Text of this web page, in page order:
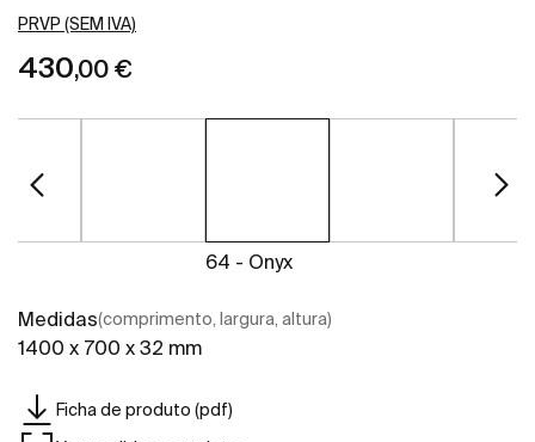
PRVP (SEM IVA)
430,00 €
64 - Onyx
Medidas(comprimento, largura, altura)
1400 x 700 x 32 mm
Ficha de produto (pdf)